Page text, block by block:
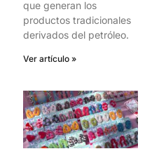
que generan los
productos tradicionales
derivados del petróleo.
Ver artículo »